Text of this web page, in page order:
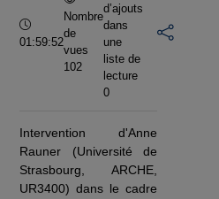
Durée :
01:59:52
Nombre
de
vues
102
d’ajouts
dans
une
liste de
lecture
0
Intervention d'Anne
Rauner (Université de
Strasbourg, ARCHE,
UR3400) dans le cadre